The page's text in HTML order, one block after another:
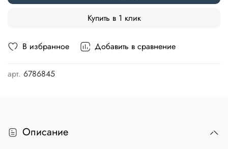
В избранное Добавить в сравнение
арт. 6786845
Купить в 1 клик
Описание